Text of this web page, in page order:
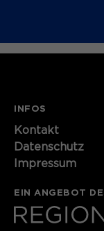
INFOS
Kontakt
Datenschutz
Impressum
EIN ANGEBOT